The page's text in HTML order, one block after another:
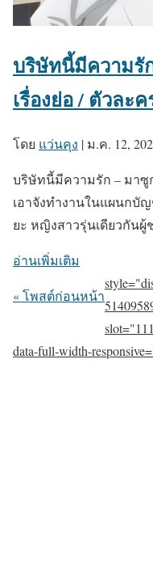
บริษัทนี้มีความรั
เรื่องย่อ / ตัวละ
โดย แว่นคุง | ม.ค. 12,
บริษัทนี้มีความรัก – มาซู
เอาจังทำงานในแผนก
ยะ หญิงสาวรุ่นเดียวกัน
อ่านเพิ่มเติม
« โพสต์ก่อนหน้า
data-full-width-